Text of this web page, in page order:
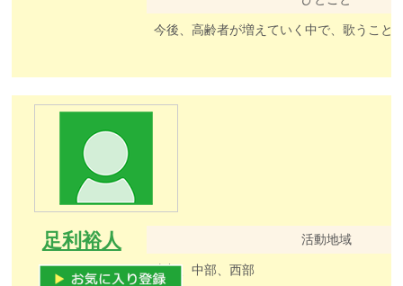
活動地域
東部、中部、西部
足利裕人